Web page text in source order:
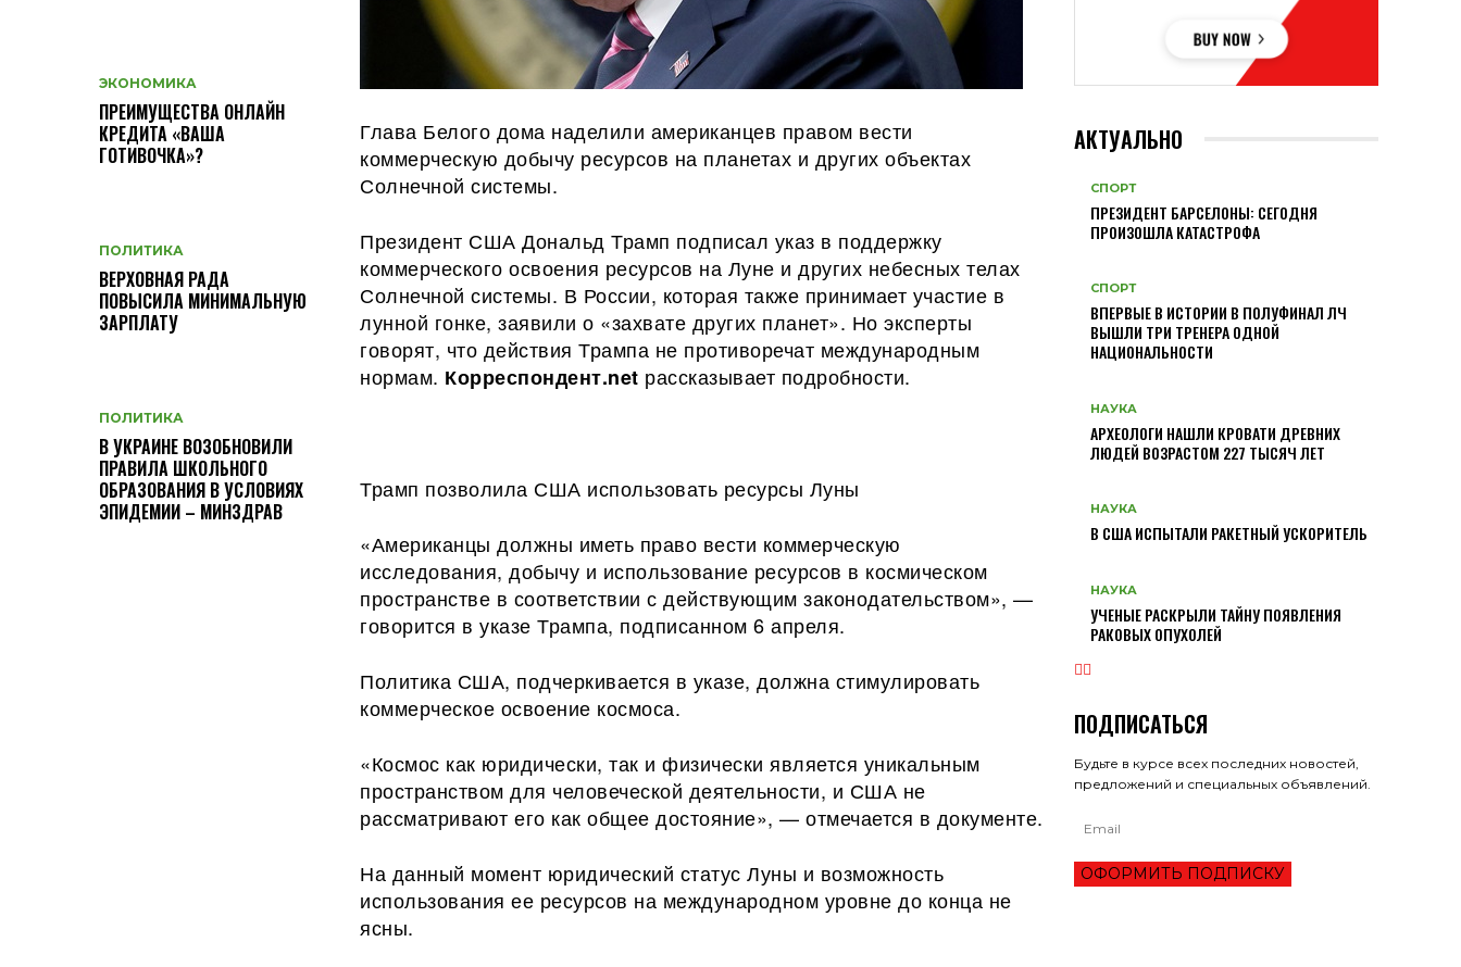
ЭКОНОМИКА
ПРЕИМУЩЕСТВА ОНЛАЙН
КРЕДИТА «ВАША
ГОТИВОЧКА»?
ПОЛИТИКА
ВЕРХОВНАЯ РАДА
ПОВЫСИЛА МИНИМАЛЬНУЮ
ЗАРПЛАТУ
ПОЛИТИКА
В УКРАИНЕ ВОЗОБНОВИЛИ
ПРАВИЛА ШКОЛЬНОГО
ОБРАЗОВАНИЯ В УСЛОВИЯХ
ЭПИДЕМИИ – МИНЗДРАВ
Глава Белого дома наделили американцев правом вести
коммерческую добычу ресурсов на планетах и других объектах
Солнечной системы.
Президент США Дональд Трамп подписал указ в поддержку
коммерческого освоения ресурсов на Луне и других небесных телах
Солнечной системы. В России, которая также принимает участие в
лунной гонке, заявили о «захвате других планет». Но эксперты
говорят, что действия Трампа не противоречат международным
нормам. Корреспондент.net рассказывает подробности.
Трамп позволила США использовать ресурсы Луны
«Американцы должны иметь право вести коммерческую
исследования, добычу и использование ресурсов в космическом
пространстве в соответствии с действующим законодательством», —
говорится в указе Трампа, подписанном 6 апреля.
Политика США, подчеркивается в указе, должна стимулировать
коммерческое освоение космоса.
«Космос как юридически, так и физически является уникальным
пространством для человеческой деятельности, и США не
рассматривают его как общее достояние», — отмечается в документе.
На данный момент юридический статус Луны и возможность
использования ее ресурсов на международном уровне до конца не
ясны.
АКТУАЛЬНО
СПОРТ
ПРЕЗИДЕНТ БАРСЕЛОНЫ: СЕГОДНЯ
ПРОИЗОШЛА КАТАСТРОФА
СПОРТ
ВПЕРВЫЕ В ИСТОРИИ В ПОЛУФИНАЛ ЛЧ
ВЫШЛИ ТРИ ТРЕНЕРА ОДНОЙ
НАЦИОНАЛЬНОСТИ
НАУКА
АРХЕОЛОГИ НАШЛИ КРОВАТИ ДРЕВНИХ
ЛЮДЕЙ ВОЗРАСТОМ 227 ТЫСЯЧ ЛЕТ
НАУКА
В США ИСПЫТАЛИ РАКЕТНЫЙ УСКОРИТЕЛЬ
НАУКА
УЧЕНЫЕ РАСКРЫЛИ ТАЙНУ ПОЯВЛЕНИЯ
РАКОВЫХ ОПУХОЛЕЙ
ПОДПИСАТЬСЯ
Будьте в курсе всех последних новостей,
предложений и специальных объявлений.
ОФОРМИТЬ ПОДПИСКУ